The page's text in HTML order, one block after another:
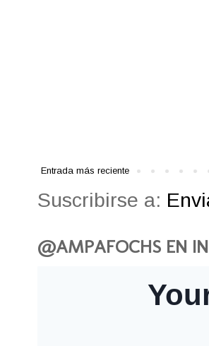
Entrada más reciente
Suscribirse a:
@AMPAFOCHS EN